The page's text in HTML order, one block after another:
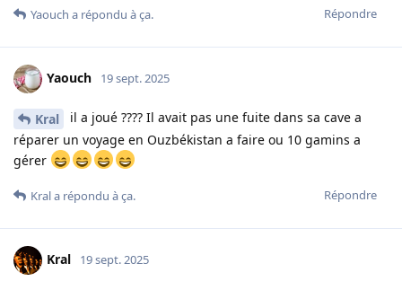
Répondre
Yaouch a répondu à ça.
Yaouch 19 sept. 2025
Kral
il a joué ???? Il avait pas une fuite dans sa cave a
réparer un voyage en Ouzbékistan a faire ou 10 gamins a
gérer
Répondre
Krala répondu à ça.
Kral 19 sept. 2025